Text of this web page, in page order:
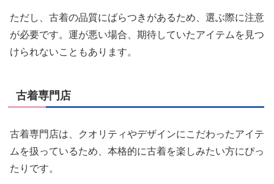
ただし、古着の品質にばらつきがあるため、選ぶ際に注意
が必要です。運が悪い場合、期待していたアイテムを見つ
けられないこともあります。
古着専門店
古着専門店は、クオリティやデザインにこだわったアイテ
ムを扱っているため、本格的に古着を楽しみたい方にぴっ
たりです。